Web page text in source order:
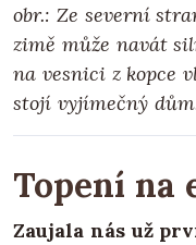
obr.: Ze severní
zimě může navát
na vesnici z kopce
stojí vyjímečný
Topení na
Zaujala nás už